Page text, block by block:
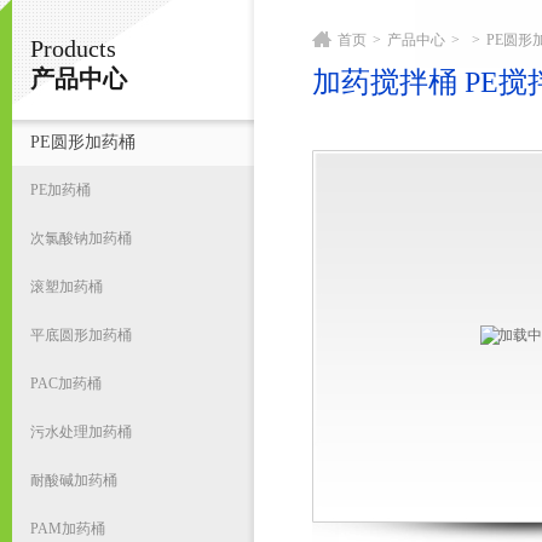
宁波君益塑业有限公司
Products
产品中心
PE圆形加药桶
PE加药桶
次氯酸钠加药桶
滚塑加药桶
平底圆形加药桶
PAC加药桶
污水处理加药桶
耐酸碱加药桶
PAM加药桶
首页 > 产品中心 > > PE圆形
加药搅拌桶 PE搅